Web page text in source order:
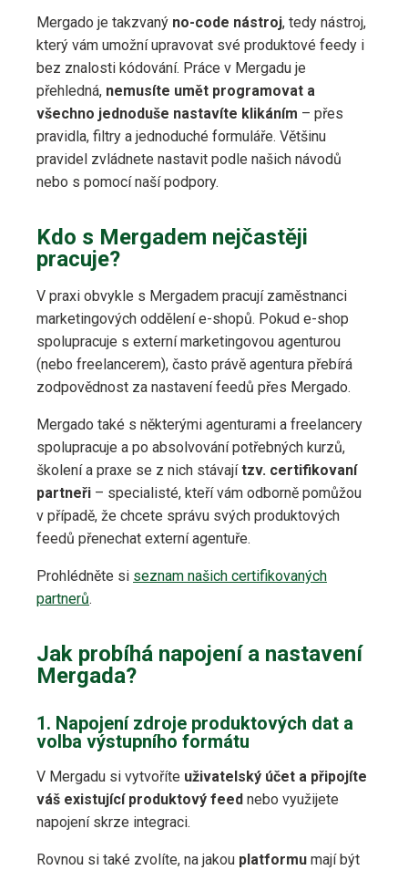
Mergado je takzvaný no-code nástroj, tedy nástroj,
který vám umožní upravovat své produktové feedy i
bez znalosti kódování. Práce v Mergadu je
přehledná, nemusíte umět programovat a
všechno jednoduše nastavíte klikáním – přes
pravidla, filtry a jednoduché formuláře. Většinu
pravidel zvládnete nastavit podle našich návodů
nebo s pomocí naší podpory.
Kdo s Mergadem nejčastěji
pracuje?
V praxi obvykle s Mergadem pracují zaměstnanci
marketingových oddělení e-shopů. Pokud e-shop
spolupracuje s externí marketingovou agenturou
(nebo freelancerem), často právě agentura přebírá
zodpovědnost za nastavení feedů přes Mergado.
Mergado také s některými agenturami a freelancery
spolupracuje a po absolvování potřebných kurzů,
školení a praxe se z nich stávajítzv. certifikovaní
partneři – specialisté, kteří vám odborně pomůžou
v případě, že chcete správu svých produktových
feedů přenechat externí agentuře.
Prohlédněte si seznam našich certifikovaných
partnerů.
Jak probíhá napojení a nastavení
Mergada?
1. Napojení zdroje produktových dat a
volba výstupního formátu
V Mergadu si vytvoříte uživatelský účet a připojíte
váš existující produktový feed nebo využijete
napojení skrze integraci.
Rovnou si také zvolíte, na jakou platformu mají být